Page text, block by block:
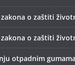
o zaštiti
o zaštiti
otpadnim gumama